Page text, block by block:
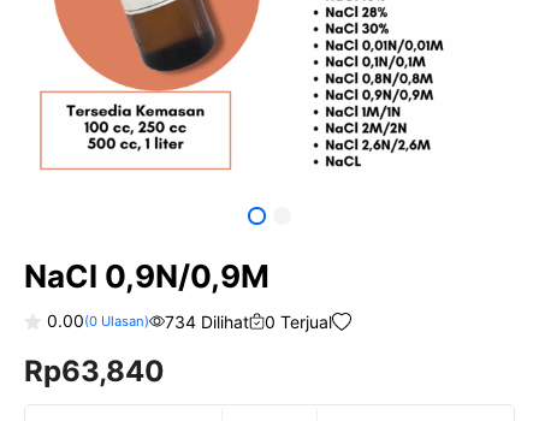
NaCl 0,9N/0,9M
o
u
0.00(0Ulasan) 734 Dilihat 0 Terjual
Rp63,840